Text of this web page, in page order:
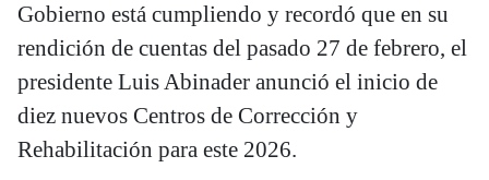
Gobierno está cumpliendo y recordó que en su
rendición de cuentas del pasado 27 de febrero, el
presidente Luis Abinader anunció el inicio de
diez nuevos Centros de Corrección y
Rehabilitación para este 2026.